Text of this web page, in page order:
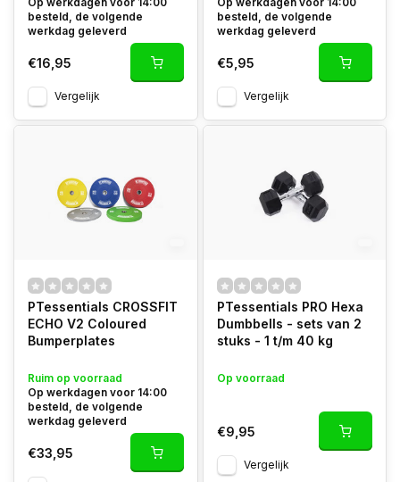
besteld, de volgende
werkdag geleverd
€16,95
Vergelijk
besteld, de volgende
werkdag geleverd
€5,95
Vergelijk
PTessentials CROSSFIT
ECHO V2 Coloured
Bumperplates
Ruim op voorraad
Op werkdagen voor 14:00
besteld, de volgende
werkdag geleverd
€33,95
PTessentials PRO Hexa
Dumbbells - sets van 2
stuks - 1 t/m 40 kg
Op voorraad
€9,95
Vergelijk